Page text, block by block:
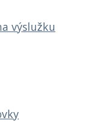
výslužku